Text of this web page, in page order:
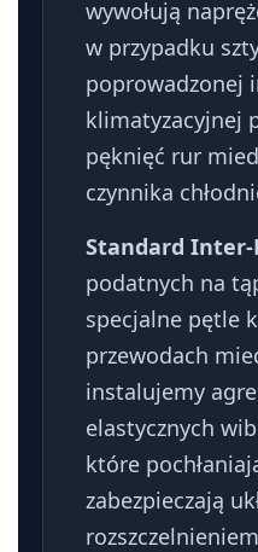
wywołują
w przypadku
poprowadzonej
klimatyzacyjnej
pęknięć rur
czynnika
Standard Inter-
podatnych na
specjalne pętle
przewodach
instalujemy
elastycznych
które
zabezpieczają